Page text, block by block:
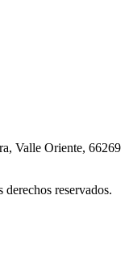
Valle Oriente, 66269
reservados.